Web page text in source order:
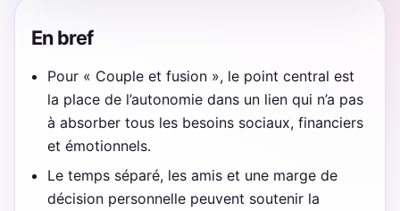
En bref
Pour « Couple et fusion », le point central est
la place de l’autonomie dans un lien qui n’a pas
à absorber tous les besoins sociaux, financiers
et émotionnels.
Le temps séparé, les amis et une marge de
décision personnelle peuvent soutenir la